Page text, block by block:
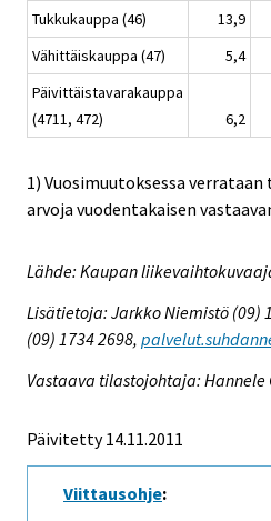
Tukkukauppa (46)
13,9
Vähittäiskauppa (47)
5,4
Päivittäistavarakauppa
(4711, 472)
6,2
1) Vuosimuutoksessa
arvoja vuodentakaisen
Lähde: Kaupan
Lisätietoja: Jarkko Niemistö (09)
(09) 1734 2698,
Vastaava tilastojohtaja: Hannele
Päivitetty 14.11.2011
Viittausohje: